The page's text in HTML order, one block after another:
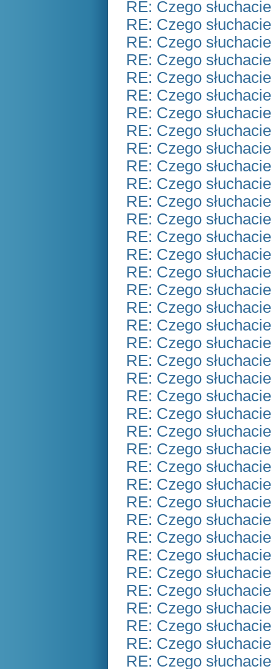
RE: Czego
RE: Czego
RE: Czego
RE: Czego
RE: Czego
RE: Czego
RE: Czego
RE: Czego
RE: Czego
RE: Czego
RE: Czego
RE: Czego
RE: Czego
RE: Czego
RE: Czego
RE: Czego
RE: Czego
RE: Czego
RE: Czego
RE: Czego
RE: Czego
RE: Czego
RE: Czego
RE: Czego
RE: Czego
RE: Czego
RE: Czego
RE: Czego
RE: Czego
RE: Czego
RE: Czego
RE: Czego
RE: Czego
RE: Czego
RE: Czego
RE: Czego
RE: Czego
RE: Czego